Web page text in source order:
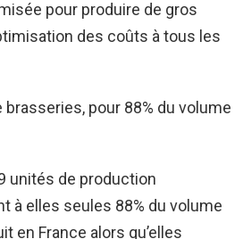
pour produire de gros
des coûts à tous les
pour 88% du volume
unités de production
à elles seules 88% du volume
en France alors qu’elles